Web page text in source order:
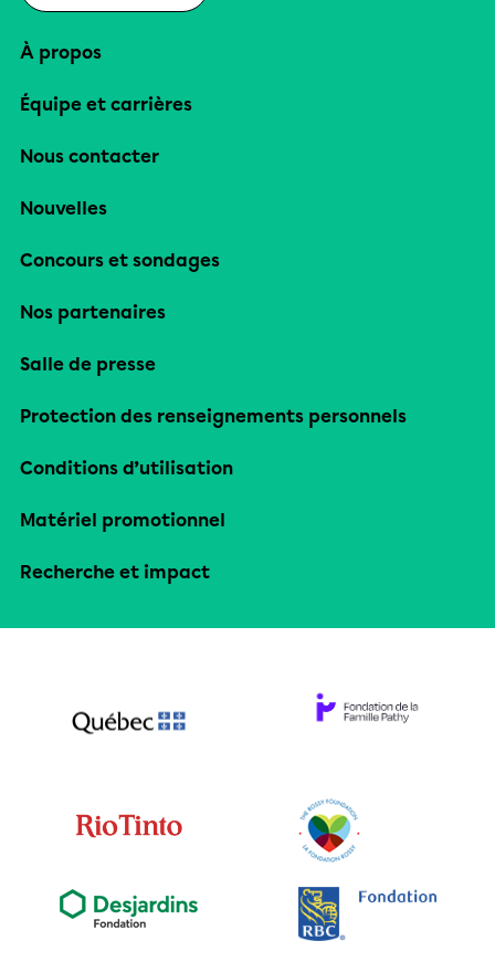
À propos
Équipe et carrières
Nous contacter
Nouvelles
Concours et sondages
Nos partenaires
Salle de presse
Protection des renseignements personnels
Conditions d’utilisation
Matériel promotionnel
Recherche et impact